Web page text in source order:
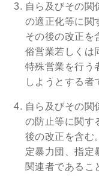
自ら及びその関
の適正化等に関
その後の改正を
俗営業若しくは
特殊営業を行う
しようとする者
自ら及びその関
の防止等に関す
後の改正を含む
定暴力団、指定
関連者であるこ